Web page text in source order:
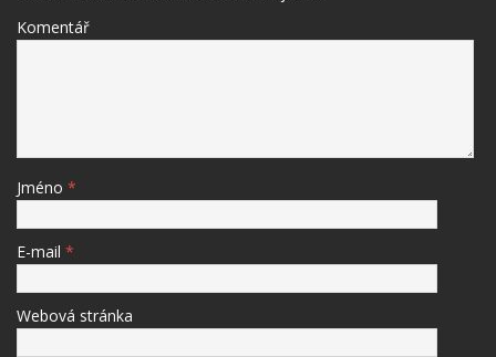
Komentář
Jméno *
E-mail *
Webová stránka